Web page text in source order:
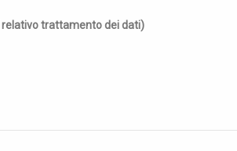
relativo trattamento dei dati)